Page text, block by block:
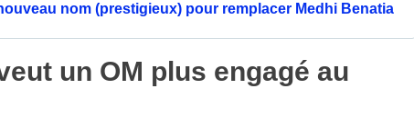
nom (prestigieux) pour remplacer Medhi Benatia
un OM plus engagé au